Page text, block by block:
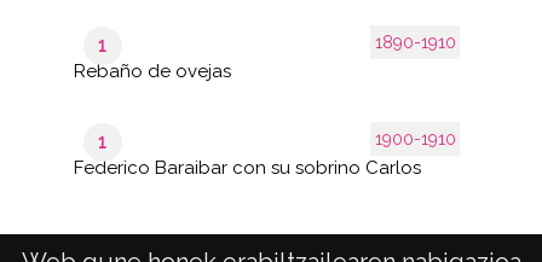
1890-1910
1
Rebaño de ovejas
1900-1910
1
Federico Baraibar con su sobrino Carlos